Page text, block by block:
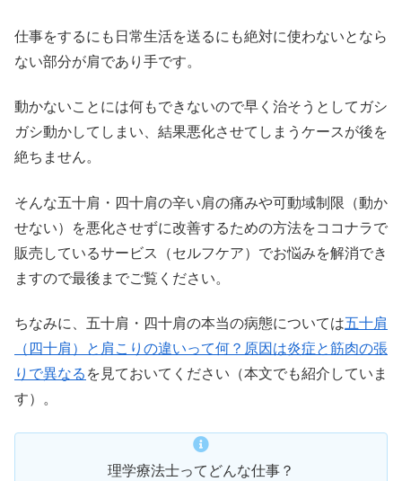
仕事をするにも日常生活を送るにも絶対に使わないとなら
ない部分が肩であり手です。
動かないことには何もできないので早く治そうとしてガシ
ガシ動かしてしまい、結果悪化させてしまうケースが後を
絶ちません。
そんな五十肩・四十肩の辛い肩の痛みや可動域制限（動か
せない）を悪化させずに改善するための方法をココナラで
販売しているサービス（セルフケア）でお悩みを解消でき
ますので最後までご覧ください。
ちなみに、五十肩・四十肩の本当の病態については五十肩
（四十肩）と肩こりの違いって何？原因は炎症と筋肉の張
りで異なる を見ておいてください（本文でも紹介していま
す）。
理学療法士ってどんな仕事？